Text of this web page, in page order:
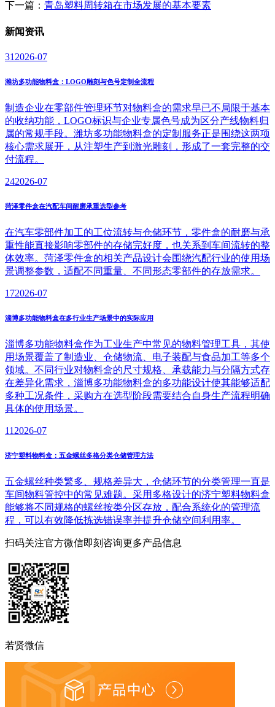
下一篇： 青岛塑料周转箱在市场发展的基本要素
新闻资讯
31 2026-07
潍坊多功能物料盒：LOGO雕刻与色号定制全流程
制造企业在零部件管理环节对物料盒的需求早已不局限于基本
的收纳功能，LOGO标识与企业专属色号成为区分产线物料归
属的常规手段。潍坊多功能物料盒的定制服务正是围绕这两项
核心需求展开，从注塑生产到激光雕刻，形成了一套完整的交
付流程。
242026-07
菏泽零件盒在汽配车间耐磨承重选型参考
在汽车零部件加工的工位流转与仓储环节，零件盒的耐磨与承
重性能直接影响零部件的存储完好度，也关系到车间流转的整
体效率。菏泽零件盒的相关产品设计会围绕汽配行业的使用场
景调整参数，适配不同重量、不同形态零部件的存放需求。
172026-07
淄博多功能物料盒在多行业生产场景中的实际应用
淄博多功能物料盒作为工业生产中常见的物料管理工具，其使
用场景覆盖了制造业、仓储物流、电子装配与食品加工等多个
领域。不同行业对物料盒的尺寸规格、承载能力与分隔方式存
在差异化需求，淄博多功能物料盒的多功能设计使其能够适配
多种工况条件，采购方在选型阶段需要结合自身生产流程明确
具体的使用场景。
11 2026-07
济宁塑料物料盒：五金螺丝多格分类仓储管理方法
五金螺丝种类繁多、规格差异大，仓储环节的分类管理一直是
车间物料管控中的常见难题。采用多格设计的济宁塑料物料盒
能够将不同规格的螺丝按类分区存放，配合系统化的管理流
程，可以有效降低拣选错误率并提升仓储空间利用率。
扫码关注官方微信即刻咨询更多产品信息
若贤微信